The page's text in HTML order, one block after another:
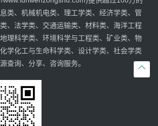

类、机械机电类、理工学类、经济学类、管
、法学类、交通运输类、材料类、海洋工程
理科学类、环境科学与工程类、矿业类、物
学化工与生命科学类、设计学类、社会学类
查询、分享、咨询服务。